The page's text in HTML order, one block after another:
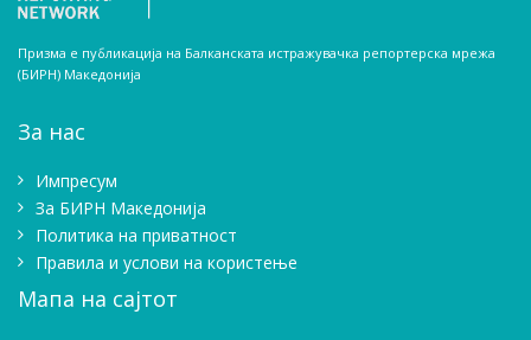
Призма е публикација на Балканската истражувачка репортерска мрежа
(БИРН) Македонија
За нас
Импресум
Зa БИРН Македонија
Политика на приватност
Правила и услови на користење
Мапа на сајтот